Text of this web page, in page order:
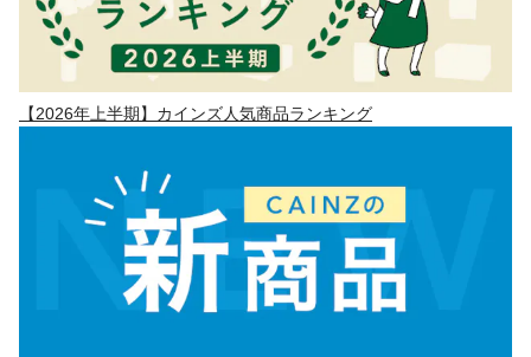
【2026年上半期】カインズ人気商品ランキング